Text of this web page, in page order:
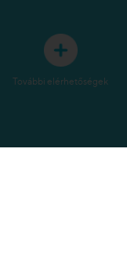
További elérhetőségek